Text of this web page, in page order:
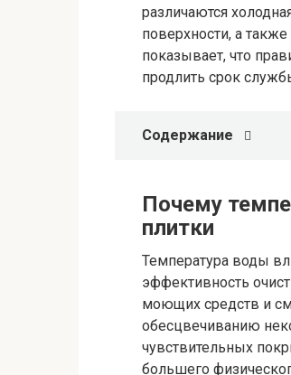
различаются
поверхности, а
показывает, что
продлить срок
Содержание
Почему
плитки
Температура воды
эффективность
моющих средств и
обесцвечиванию
чувствительных
большего